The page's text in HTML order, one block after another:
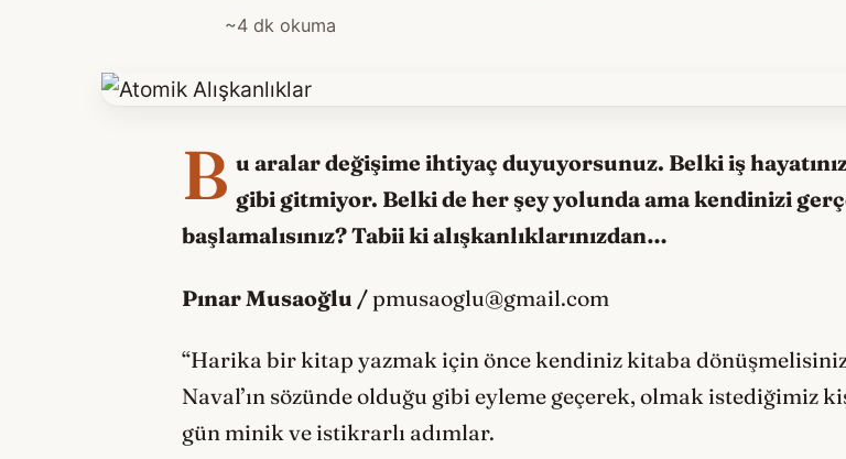
~4 dk okuma
B u aralar değişime ihtiyaç duyuyorsunuz. Belki iş
gibi gitmiyor. Belki de her şey yolunda ama kendinizi
başlamalısınız? Tabii ki alışkanlıklarınızdan…
Pınar Musaoğlu /pmusaoglu@gmail.com
“Harika bir kitap yazmak için önce kendiniz kitaba
Naval’ın sözünde olduğu gibi eyleme geçerek, olmak istediğimiz
gün minik ve istikrarlı adımlar.